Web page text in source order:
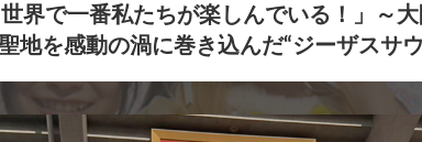
界で一番私たちが楽しんでいる！」～
地を感動の渦に巻き込んだ“ジーザスサ